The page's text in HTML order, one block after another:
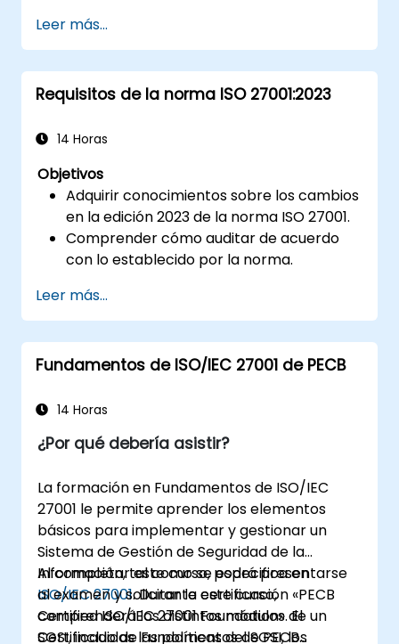
Leer más...
Requisitos de la norma ISO 27001:2023
14 Horas
Objetivos
Adquirir conocimientos sobre los cambios
en la edición 2023 de la norma ISO 27001.
Comprender cómo auditar de acuerdo
con lo establecido por la norma.
recomendadas.
Leer más...
Fundamentos de ISO/IEC 27001 de PECB
14 Horas
¿Por qué debería asistir?
La formación en Fundamentos de ISO/IEC
27001 le permite aprender los elementos
básicos para implementar y gestionar un
Sistema de Gestión de Seguridad de la
Información, tal como se especifica en
ISO/IEC 27001. Durante este curso,
comprenderá los distintos módulos de un
SGSI, incluidas las políticas del SGSI, los
Al completar este curso, podrá presentarse
al examen y solicitar la certificación «PECB
Certified ISO/IEC 27001 Foundation». El
Certificado de Fundamentos de PECB